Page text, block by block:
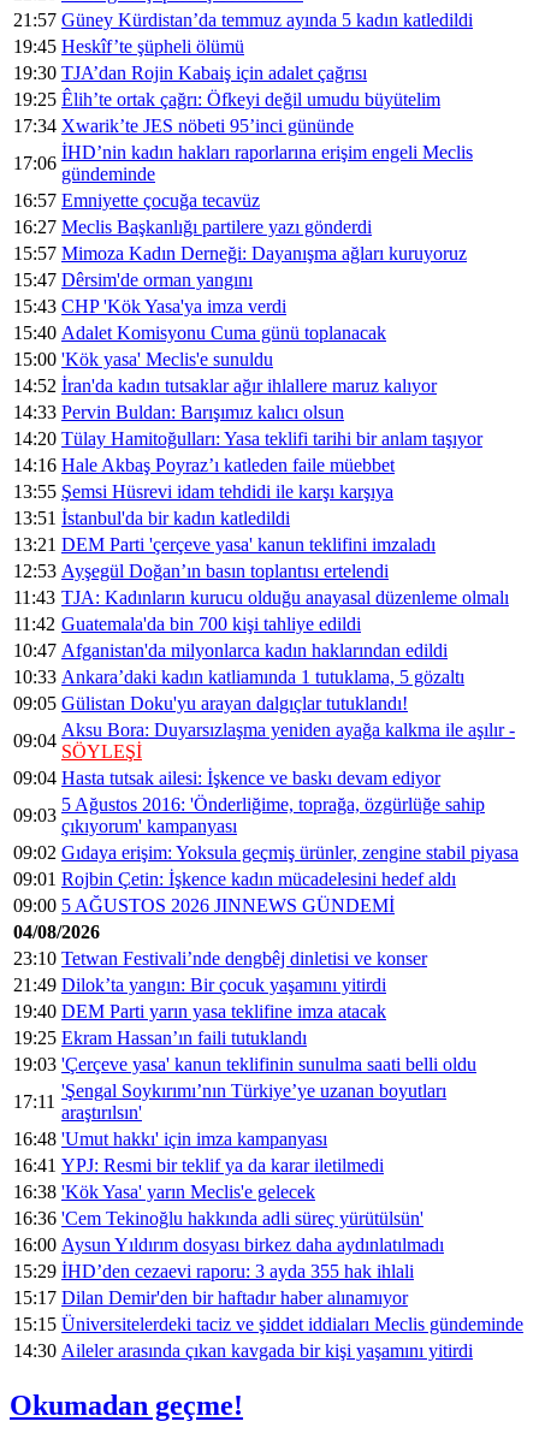
21:57 Güney Kürdistan’da temmuz ayında 5 kadın katledildi
19:45 Heskîf’te şüpheli ölümü
19:30 TJA’dan Rojin Kabaiş için adalet çağrısı
19:25 Êlih’te ortak çağrı: Öfkeyi değil umudu büyütelim
17:34 Xwarik’te JES nöbeti 95’inci gününde
17:06
İHD’nin kadın hakları raporlarına erişim engeli Meclis
gündeminde
16:57 Emniyette çocuğa tecavüz
16:27 Meclis Başkanlığı partilere yazı gönderdi
15:57 Mimoza Kadın Derneği: Dayanışma ağları kuruyoruz
15:47 Dêrsim'de orman yangını
15:43 CHP 'Kök Yasa'ya imza verdi
15:40 Adalet Komisyonu Cuma günü toplanacak
15:00 'Kök yasa' Meclis'e sunuldu
14:52 İran'da kadın tutsaklar ağır ihlallere maruz kalıyor
14:33 Pervin Buldan: Barışımız kalıcı olsun
14:20 Tülay Hamitoğulları: Yasa teklifi tarihi bir anlam taşıyor
14:16 Hale Akbaş Poyraz’ı katleden faile müebbet
13:55 Şemsi Hüsrevi idam tehdidi ile karşı karşıya
13:51 İstanbul'da bir kadın katledildi
13:21 DEM Parti 'çerçeve yasa' kanun teklifini imzaladı
12:53 Ayşegül Doğan’ın basın toplantısı ertelendi
11:43 TJA: Kadınların kurucu olduğu anayasal düzenleme olmalı
11:42 Guatemala'da bin 700 kişi tahliye edildi
10:47 Afganistan'da milyonlarca kadın haklarından edildi
10:33 Ankara’daki kadın katliamında 1 tutuklama, 5 gözaltı
09:05 Gülistan Doku'yu arayan dalgıçlar tutuklandı!
09:04
Aksu Bora: Duyarsızlaşma yeniden ayağa kalkma ile aşılır -
SÖYLEŞİ
09:04 Hasta tutsak ailesi: İşkence ve baskı devam ediyor
09:03
5 Ağustos 2016: 'Önderliğime, toprağa, özgürlüğe sahip
çıkıyorum' kampanyası
09:02 Gıdaya erişim: Yoksula geçmiş ürünler, zengine stabil piyasa
09:01 Rojbin Çetin: İşkence kadın mücadelesini hedef aldı
09:00 5 AĞUSTOS 2026 JINNEWS GÜNDEMİ
04/08/2026
23:10 Tetwan Festivali’nde dengbêj dinletisi ve konser
21:49 Dilok’ta yangın: Bir çocuk yaşamını yitirdi
19:40 DEM Parti yarın yasa teklifine imza atacak
19:25 Ekram Hassan’ın faili tutuklandı
19:03 'Çerçeve yasa' kanun teklifinin sunulma saati belli oldu
17:11
'Şengal Soykırımı’nın Türkiye’ye uzanan boyutları
araştırılsın'
16:48 'Umut hakkı' için imza kampanyası
16:41 YPJ: Resmi bir teklif ya da karar iletilmedi
16:38 'Kök Yasa' yarın Meclis'e gelecek
16:36 'Cem Tekinoğlu hakkında adli süreç yürütülsün'
16:00 Aysun Yıldırım dosyası birkez daha aydınlatılmadı
15:29 İHD’den cezaevi raporu: 3 ayda 355 hak ihlali
15:17 Dilan Demir'den bir haftadır haber alınamıyor
15:15 Üniversitelerdeki taciz ve şiddet iddiaları Meclis gündeminde
14:30 Aileler arasında çıkan kavgada bir kişi yaşamını yitirdi
Okumadan geçme!